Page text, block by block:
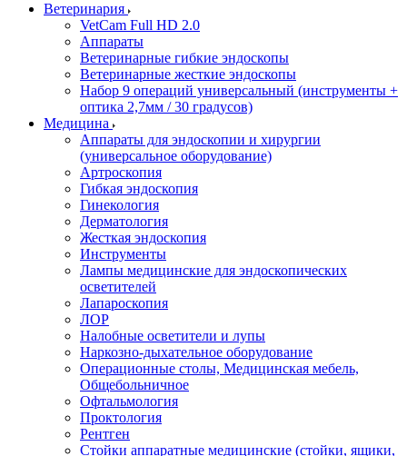
Ветеринария
VetCam Full HD 2.0
Аппараты
Ветеринарные гибкие эндоскопы
Ветеринарные жесткие эндоскопы
Набор 9 операций универсальный (инструменты +
оптика 2,7мм / 30 градусов)
Медицина
Аппараты для эндоскопии и хирургии
(универсальное оборудование)
Артроскопия
Гибкая эндоскопия
Гинекология
Дерматология
Жесткая эндоскопия
Инструменты
Лампы медицинские для эндоскопических
осветителей
Лапароскопия
ЛОР
Налобные осветители и лупы
Наркозно-дыхательное оборудование
Операционные столы, Медицинская мебель,
Общебольничное
Офтальмология
Проктология
Рентген
Стойки аппаратные медицинские (стойки, ящики,